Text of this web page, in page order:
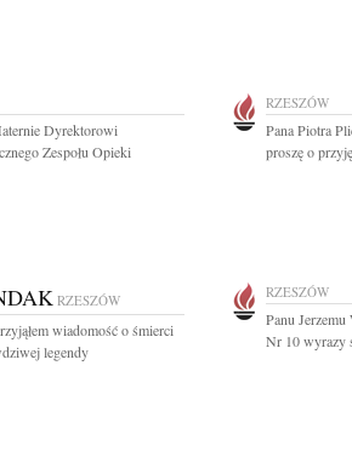
Dyrektorowi
Zespołu Opieki
RZESZÓW
Pana Piotra
proszę o
RZESZÓW
wiadomość o śmierci
legendy
RZESZÓW
Panu
Nr 10 wyrazy